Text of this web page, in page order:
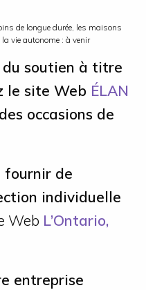
de longue durée, les maisons
vie autonome : à venir
soutien à titre
le site Web ÉLAN
occasions de
fournir de
individuelle
Web L’Ontario,
entreprise